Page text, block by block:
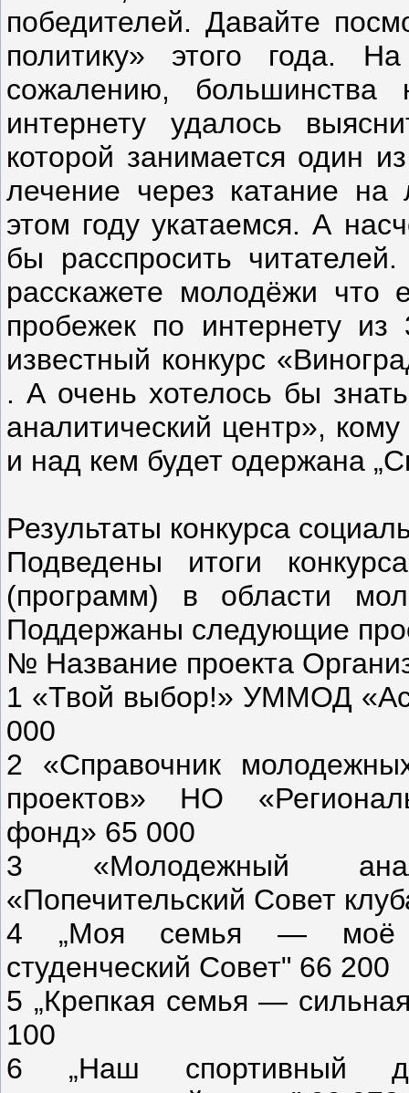
победителей. Давайте
политику» этого года.
сожалению,
интернету удалось
которой занимается один
лечение через катание
этом году укатаемся. А
бы расспросить
расскажете молодёжи
пробежек по интернету
известный конкурс
. А очень хотелось бы
аналитический центр»,
и над кем будет одержана
Результаты конкурса
Подведены итоги
(программ) в области
Поддержаны следующие
№ Название проекта
1 «Твой выбор!» УММОД
000
2 «Справочник
проектов» НО
фонд» 65 000
3 «Молодежный
«Попечительский Совет
4 „Моя семья — моё
студенческий Совет" 66 200
5 „Крепкая семья —
100
6 „Наш спортивный